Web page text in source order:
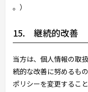
。）
15. 継続的改善
当方は、個人情報の取
続的な改善に努めるも
ポリシーを変更すること